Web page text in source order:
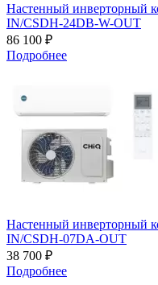
Настенный инверторный
IN/CSDH-24DB-W-OUT
86 100 ₽
Подробнее
Настенный инверторный
IN/CSDH-07DA-OUT
38 700 ₽
Подробнее